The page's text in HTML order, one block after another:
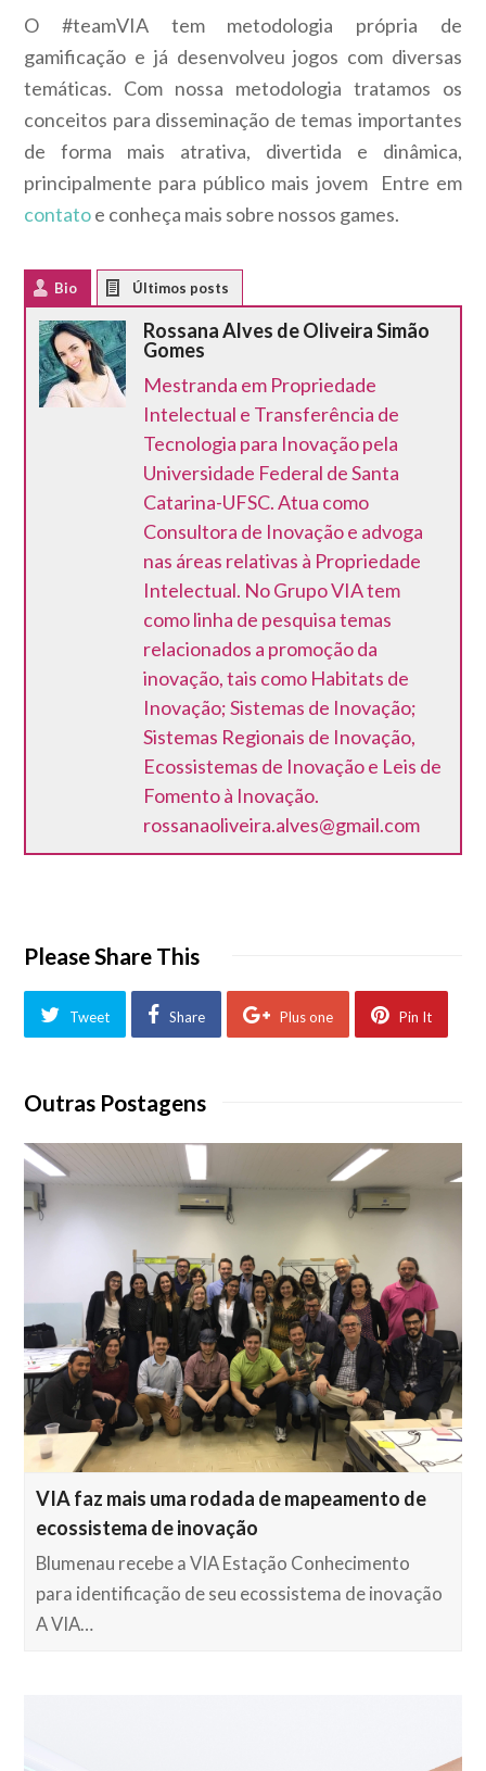
O #teamVIA tem metodologia própria de
gamificação e já desenvolveu jogos com diversas
temáticas. Com nossa metodologia tratamos os
conceitos para disseminação de temas importantes
de forma mais atrativa, divertida e dinâmica,
principalmente para público mais jovem Entre em
contatoe conheça mais sobre nossos games.
Bio
Rossana Alves de Oliveira Simão
Gomes
Mestranda em Propriedade
Intelectual e Transferência de
Tecnologia para Inovação pela
Universidade Federal de Santa
Catarina-UFSC. Atua como
Consultora de Inovação e advoga
nas áreas relativas à Propriedade
Intelectual. No Grupo VIA tem
como linha de pesquisa temas
relacionados a promoção da
inovação, tais como Habitats de
Inovação; Sistemas de Inovação;
Sistemas Regionais de Inovação,
Ecossistemas de Inovação e Leis de
Fomento à Inovação.
rossanaoliveira.alves@gmail.com
Please Share This
Tweet Share Plus one Pin It
Outras Postagens
VIA faz mais uma rodada de mapeamento de
ecossistema de inovação
Blumenau recebe a VIA Estação Conhecimento
para identificação de seu ecossistema de inovação
A VIA…